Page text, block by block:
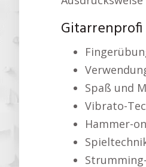
Spaß und
Vibrato-
Hammer-